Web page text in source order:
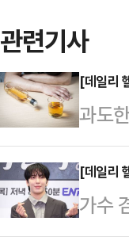
관련기사
[데일리
과도
는 알
금단
장애
를 놓
[데일리
가수
사